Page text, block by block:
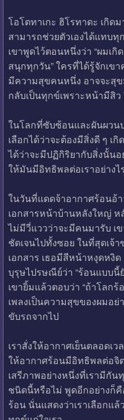
โอโตทาเกะ ฮิโรทาดะ เกิด
สามารถช่วยตัวเองได้แทบทุ
เขาพูดไว้ตอนหนึ่งว่า “ผมเ
สนุกทุกวัน” ใครที่ได้รู้จักเข
มีความสุขคนหนึ่ง อาจจะสุ
กลับเป็นทุกข์เพราะหน้ามีสิ
ในโลกที่ซับซ้อนและผันผวน
เลือกได้ว่าจะต้องมีสิ่งดี ๆ เ
ได้ว่าจะมีปฏิกิริยากับสิ่งนั้นอ
ให้มันมีอิทธิพลต่อเราอย่าง
ในวันที่แดดจ้าอากาศร้อนอ้
เอกสารหน้าบ้านหลังใหญ่ ห
ไม่มีวี่แววว่าจะมีคนมารับ เข
ชัดเจนไปทั้งซอย ในที่สุดเจ้
เอกสาร เธอมีสีหน้าหงุดหงิด
บุรุษไปรษณีย์ว่า “ร้อนแบบนี้
เขายิ้มแล้วตอบว่า “ถ้าโลกร้
เพลงเป็นความสุขของผมอย่
ขับรถจากไป
เราสั่งให้อากาศเย็นตลอดเว
ให้อากาศร้อนมีอิทธิพลต่อจิ
เสรีภาพอย่างหนึ่งที่เรามีกัน
ชนิดนี้หรือไม่ พูดอีกอย่างก็คื
ร้อน นั่นแสดงว่าเราเลือกแ